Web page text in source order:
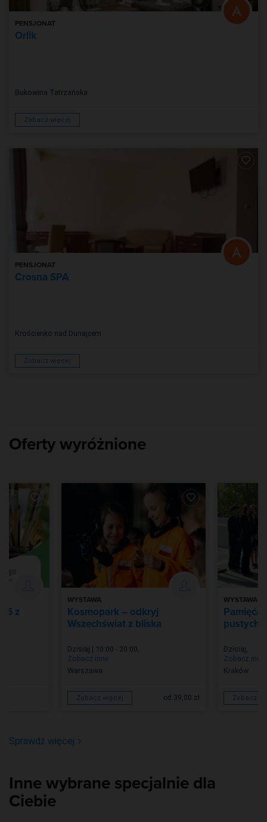
PENSJONAT
Orlik
Bukowina Tatrzańska
Zobacz więcej
PENSJONAT
Crosna SPA
Krościenko nad Dunajcem
Zobacz więcej
Oferty wyróżnione
z
WYSTAWA
Kosmopark – odkryj
Wszechświat z bliska
Dzisiaj | 10:00 - 20:00
Zobacz inne
Warszawa
Zobacz więcej od 39,00 zł
WYSTAWA
Pamięć/
pustych
Dzisiaj
Zobacz inne
Kraków
Zobacz
Sprawdź więcej
Inne wybrane specjalnie dla
Ciebie